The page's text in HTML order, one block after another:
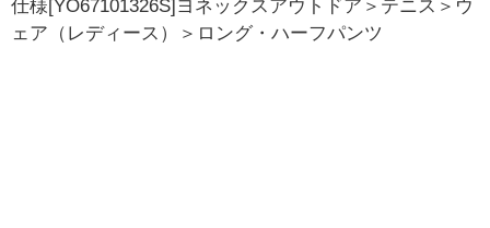
仕様[YO67101326S]ヨネックスアウトドア＞テニス＞ウ
ェア（レディース）＞ロング・ハーフパンツ